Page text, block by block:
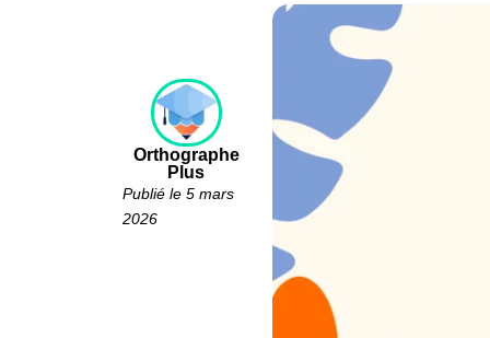
Orthographe
Plus
Publié le 5 mars
2026